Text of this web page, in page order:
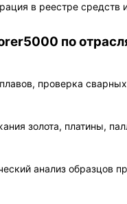
в реестре средств
по
проверка
золота, платины,
анализ образцов